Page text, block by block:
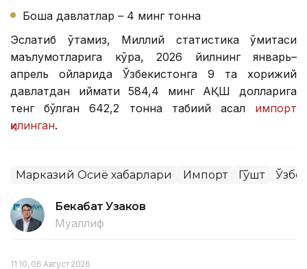
Бошқа давлатлар – 4 минг тонна
Эслатиб ўтамиз, Миллий статистика қўмитаси
маълумотларига кўра, 2026 йилнинг январь–
апрель ойларида Ўзбекистонга 9 та хорижий
давлатдан қиймати 584,4 минг АҚШ долларига
тенг бўлган 642,2 тонна табиий асал импорт
қилинган.
Марказий Осиё хабарлари Импорт Гўшт
Бекабат Узаков
Муаллиф
11:10, 06 Август 2026